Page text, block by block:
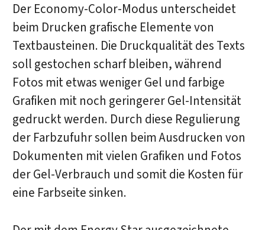
Der Economy-Color-Modus unterscheidet
beim Drucken grafische Elemente von
Textbausteinen. Die Druckqualität des Texts
soll gestochen scharf bleiben, während
Fotos mit etwas weniger Gel und farbige
Grafiken mit noch geringerer Gel-Intensität
gedruckt werden. Durch diese Regulierung
der Farbzufuhr sollen beim Ausdrucken von
Dokumenten mit vielen Grafiken und Fotos
der Gel-Verbrauch und somit die Kosten für
eine Farbseite sinken.